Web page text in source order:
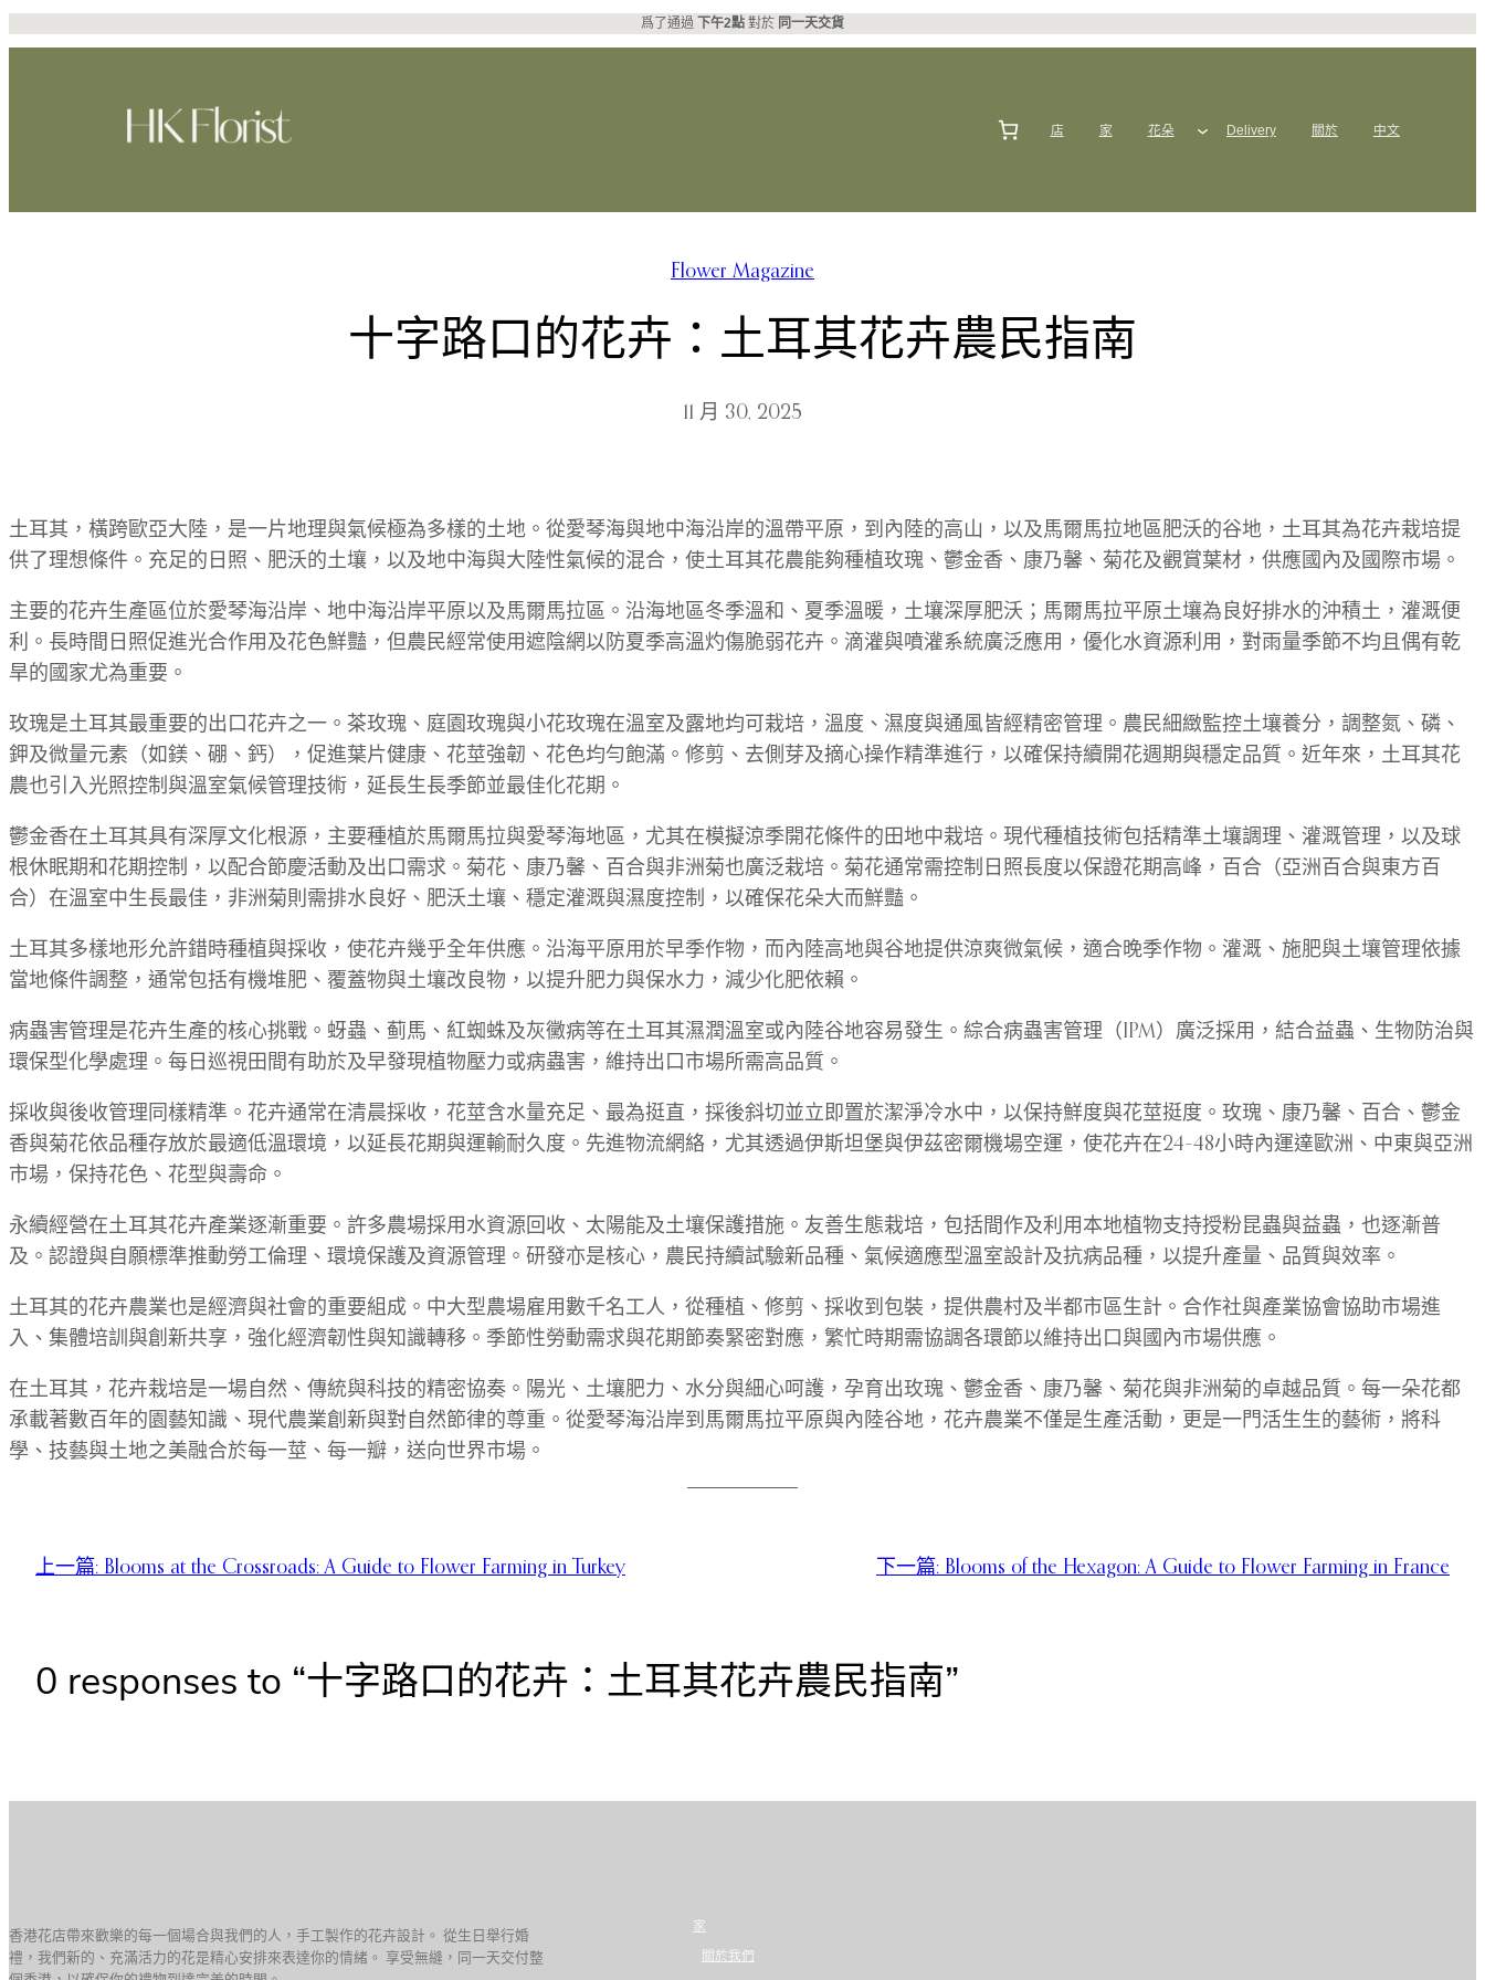
爲了通過 下午2點 對於 同一天交貨
店 家 花朵 Delivery 關於 中文
Flower Magazine
十字路口的花卉：土耳其花卉農民指南
11 月 30, 2025
土耳其，橫跨歐亞大陸，是一片地理與氣候極為多樣的土地。從愛琴海與地中海沿岸的溫帶平原，到內陸的高山，以及馬爾馬拉地區肥沃的谷地，土耳其為花卉栽培提
供了理想條件。充足的日照、肥沃的土壤，以及地中海與大陸性氣候的混合，使土耳其花農能夠種植玫瑰、鬱金香、康乃馨、菊花及觀賞葉材，供應國內及國際市場。
主要的花卉生產區位於愛琴海沿岸、地中海沿岸平原以及馬爾馬拉區。沿海地區冬季溫和、夏季溫暖，土壤深厚肥沃；馬爾馬拉平原土壤為良好排水的沖積土，灌溉便
利。長時間日照促進光合作用及花色鮮豔，但農民經常使用遮陰網以防夏季高溫灼傷脆弱花卉。滴灌與噴灌系統廣泛應用，優化水資源利用，對雨量季節不均且偶有乾
旱的國家尤為重要。
玫瑰是土耳其最重要的出口花卉之一。茶玫瑰、庭園玫瑰與小花玫瑰在溫室及露地均可栽培，溫度、濕度與通風皆經精密管理。農民細緻監控土壤養分，調整氮、磷、
鉀及微量元素（如鎂、硼、鈣），促進葉片健康、花莖強韌、花色均勻飽滿。修剪、去側芽及摘心操作精準進行，以確保持續開花週期與穩定品質。近年來，土耳其花
農也引入光照控制與溫室氣候管理技術，延長生長季節並最佳化花期。
鬱金香在土耳其具有深厚文化根源，主要種植於馬爾馬拉與愛琴海地區，尤其在模擬涼季開花條件的田地中栽培。現代種植技術包括精準土壤調理、灌溉管理，以及球
根休眠期和花期控制，以配合節慶活動及出口需求。菊花、康乃馨、百合與非洲菊也廣泛栽培。菊花通常需控制日照長度以保證花期高峰，百合（亞洲百合與東方百
合）在溫室中生長最佳，非洲菊則需排水良好、肥沃土壤、穩定灌溉與濕度控制，以確保花朵大而鮮豔。
土耳其多樣地形允許錯時種植與採收，使花卉幾乎全年供應。沿海平原用於早季作物，而內陸高地與谷地提供涼爽微氣候，適合晚季作物。灌溉、施肥與土壤管理依據
當地條件調整，通常包括有機堆肥、覆蓋物與土壤改良物，以提升肥力與保水力，減少化肥依賴。
病蟲害管理是花卉生產的核心挑戰。蚜蟲、蓟馬、紅蜘蛛及灰黴病等在土耳其濕潤溫室或內陸谷地容易發生。綜合病蟲害管理（IPM）廣泛採用，結合益蟲、生物防治與
環保型化學處理。每日巡視田間有助於及早發現植物壓力或病蟲害，維持出口市場所需高品質。
採收與後收管理同樣精準。花卉通常在清晨採收，花莖含水量充足、最為挺直，採後斜切並立即置於潔淨冷水中，以保持鮮度與花莖挺度。玫瑰、康乃馨、百合、鬱金
香與菊花依品種存放於最適低溫環境，以延長花期與運輸耐久度。先進物流網絡，尤其透過伊斯坦堡與伊茲密爾機場空運，使花卉在24–48小時內運達歐洲、中東與亞洲
市場，保持花色、花型與壽命。
永續經營在土耳其花卉產業逐漸重要。許多農場採用水資源回收、太陽能及土壤保護措施。友善生態栽培，包括間作及利用本地植物支持授粉昆蟲與益蟲，也逐漸普
及。認證與自願標準推動勞工倫理、環境保護及資源管理。研發亦是核心，農民持續試驗新品種、氣候適應型溫室設計及抗病品種，以提升產量、品質與效率。
土耳其的花卉農業也是經濟與社會的重要組成。中大型農場雇用數千名工人，從種植、修剪、採收到包裝，提供農村及半都市區生計。合作社與產業協會協助市場進
入、集體培訓與創新共享，強化經濟韌性與知識轉移。季節性勞動需求與花期節奏緊密對應，繁忙時期需協調各環節以維持出口與國內市場供應。
在土耳其，花卉栽培是一場自然、傳統與科技的精密協奏。陽光、土壤肥力、水分與細心呵護，孕育出玫瑰、鬱金香、康乃馨、菊花與非洲菊的卓越品質。每一朵花都
承載著數百年的園藝知識、現代農業創新與對自然節律的尊重。從愛琴海沿岸到馬爾馬拉平原與內陸谷地，花卉農業不僅是生產活動，更是一門活生生的藝術，將科
學、技藝與土地之美融合於每一莖、每一瓣，送向世界市場。
上一篇: Blooms at the Crossroads: A Guide to Flower Farming in Turkey 下一篇: Blooms of the Hexagon: A Guide to Flower Farming in France
0 responses to “十字路口的花卉：土耳其花卉農民指南”
香港花店帶來歡樂的每一個場合與我們的人，手工製作的花卉設計。 從生日舉行婚
禮，我們新的、充滿活力的花是精心安排來表達你的情緒。 享受無縫，同一天交付整
家
關於我們